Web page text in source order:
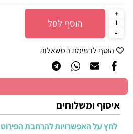
הוסף לסל
הוסף לרשימת המשאלות
איסוף ומשלוחים
לחץ על האפשרויות להרחבת הפירוט